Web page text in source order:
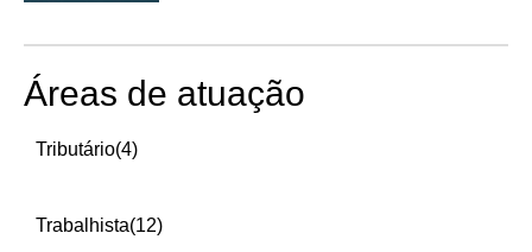
Áreas de atuação
Tributário(4)
Trabalhista(12)